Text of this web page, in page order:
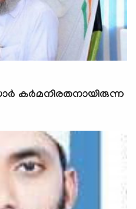
കര്‍മനിരതനായിരുന്ന